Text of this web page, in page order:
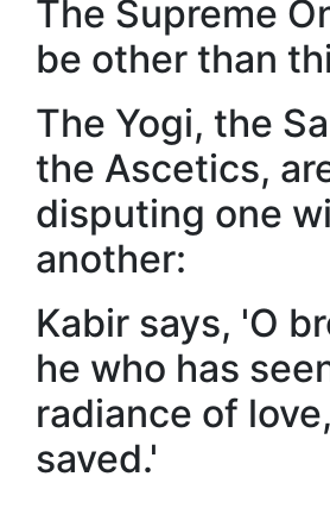
The Supreme
be other than
The Yogi, the
the Ascetics,
disputing one
another:
Kabir says, 'O
he who has
radiance of
saved.'